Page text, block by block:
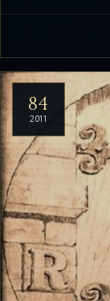
84
2011